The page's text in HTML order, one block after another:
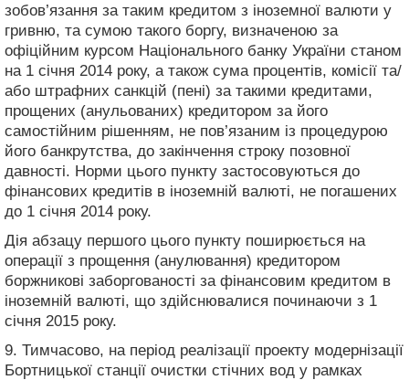
зобов’язання за таким кредитом з іноземної валюти у
гривню, та сумою такого боргу, визначеною за
офіційним курсом Національного банку України станом
на 1 січня 2014 року, а також сума процентів, комісії та/
або штрафних санкцій (пені) за такими кредитами,
прощених (анульованих) кредитором за його
самостійним рішенням, не пов’язаним із процедурою
його банкрутства, до закінчення строку позовної
давності. Норми цього пункту застосовуються до
фінансових кредитів в іноземній валюті, не погашених
до 1 січня 2014 року.
Дія абзацу першого цього пункту поширюється на
операції з прощення (анулювання) кредитором
боржникові заборгованості за фінансовим кредитом в
іноземній валюті, що здійснювалися починаючи з 1
січня 2015 року.
9. Тимчасово, на період реалізації проекту модернізації
Бортницької станції очистки стічних вод у рамках